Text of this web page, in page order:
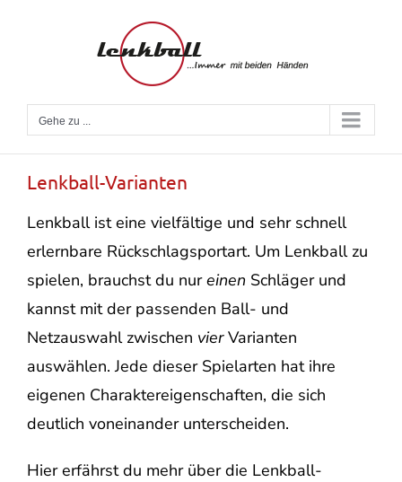
Gehe zu ...
Lenkball-Varianten
Lenkball ist eine vielfältige und sehr schnell
erlernbare Rückschlagsportart. Um Lenkball zu
spielen, brauchst du nureinen Schläger und
kannst mit der passenden Ball- und
Netzauswahl zwischen vierVarianten
auswählen. Jede dieser Spielarten hat ihre
eigenen Charaktereigenschaften, die sich
deutlich voneinander unterscheiden.
Hier erfährst du mehr über die Lenkball-